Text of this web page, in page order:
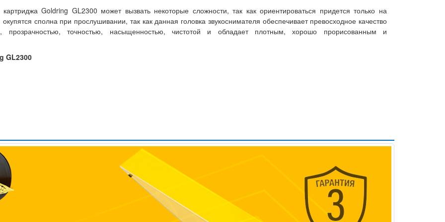
Goldring GL2300 может вызвать некоторые сложности, так как ориентироваться придется только на
сполна при прослушивании, так как данная головка звукоснимателя обеспечивает превосходное качество
прозрачностью, точностью, насыщенностью, чистотой и обладает плотным, хорошо прорисованным и
GL2300